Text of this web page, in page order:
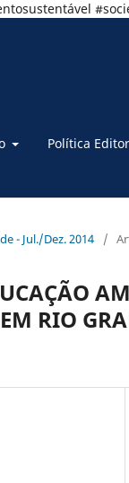
Política
- Jul./Dez. 2014 /
RIO